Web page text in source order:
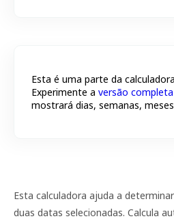
Esta é uma parte da
Experimente a versão completa
mostrará dias, semanas,
Esta calculadora ajuda a
duas datas selecionadas. Calcula